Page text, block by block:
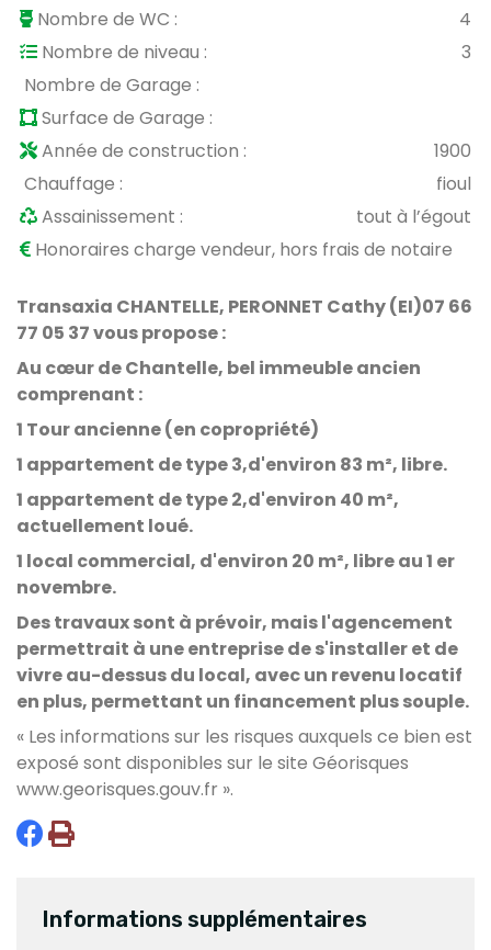
Nombre de WC :
4
Nombre de niveau :
3
Nombre de Garage :
Surface de Garage :
Année de construction :
1900
Chauffage :
fioul
Assainissement :
tout à l’égout
Honoraires charge vendeur, hors frais de notaire
Transaxia CHANTELLE, PERONNET Cathy (EI)07 66
77 05 37 vous propose :
Au cœur de Chantelle, bel immeuble ancien
comprenant :
1 Tour ancienne (en copropriété)
1 appartement de type 3,d'environ 83 m², libre.
1 appartement de type 2,d'environ 40 m²,
actuellement loué.
1 local commercial, d'environ 20 m², libre au 1 er
novembre.
Des travaux sont à prévoir, mais l'agencement
permettrait à une entreprise de s'installer et de
vivre au-dessus du local, avec un revenu locatif
en plus, permettant un financement plus souple.
« Les informations sur les risques auxquels ce bien est
exposé sont disponibles sur le site Géorisques
www.georisques.gouv.fr ».
Informations supplémentaires